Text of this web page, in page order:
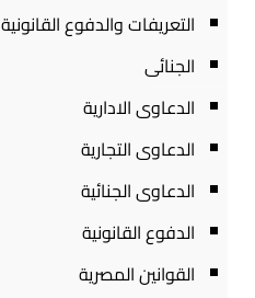
التعريفات والدفوع القانونية
الجنائى
الدعاوى الادارية
الدعاوى التجارية
الدعاوى الجنائية
الدفوع القانونية
القوانين المصرية